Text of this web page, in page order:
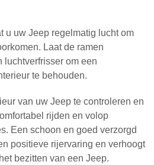
u uw Jeep regelmatig lucht om
Laat de ramen
luchtverfrisser om een
te behouden.
van uw Jeep te controleren en
rijden en volop
Een schoon en goed verzorgd
positieve rijervaring en verhoogt
bezitten van een Jeep.